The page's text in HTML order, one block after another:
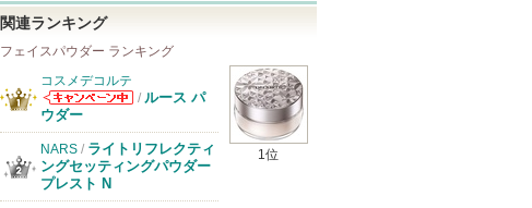
関連ランキング
フェイスパウダー ランキング
1位
コスメデコルテ
コスメデコルテ
からのお知らせ
があります
/ ルース パ
ウダー
NARS / ライトリフレクティ
ングセッティングパウダー
プレスト N